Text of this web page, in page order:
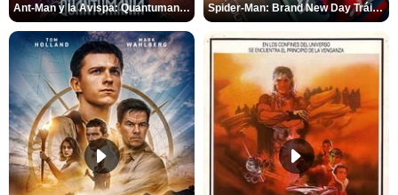
Ant-Man y la Avispa: Quantumanía Tráiler (2) Spider-Man: Brand New Day Tráiler (3)